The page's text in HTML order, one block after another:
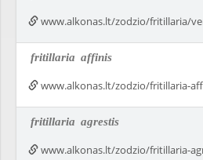
www.alkonas.lt/zodzio/fritillaria/
fritillaria affinis
www.alkonas.lt/zodzio/fritillaria-
fritillaria agrestis
www.alkonas.lt/zodzio/fritillaria-